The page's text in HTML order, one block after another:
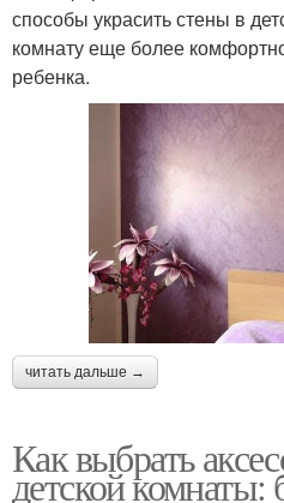
способы украсить стены в
комнату еще более
ребенка.
читать дальше →
Как выбрать
детской комнаты: